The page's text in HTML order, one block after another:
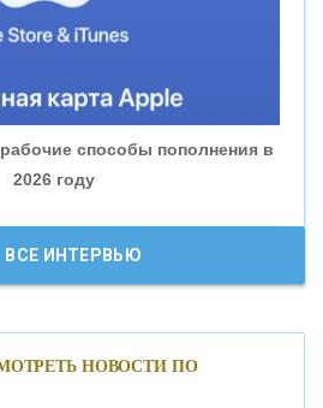
БАНК»
способы пополнения в
2026 году
ВСЕ ИНТЕРВЬЮ
НОВОСТИ ПО